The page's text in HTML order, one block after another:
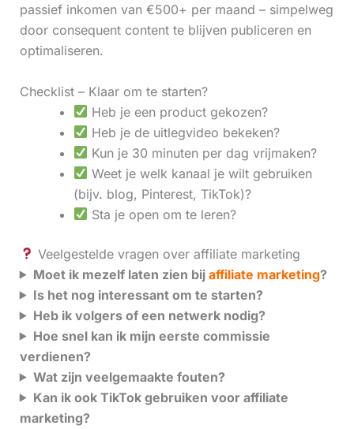
passief inkomen van €500+ per maand – simpelweg
door consequent content te blijven publiceren en
optimaliseren.
Checklist – Klaar om te starten?
Heb je een product gekozen?
Heb je de uitlegvideo bekeken?
Kun je 30 minuten per dag vrijmaken?
Weet je welk kanaal je wilt gebruiken
(bijv. blog, Pinterest, TikTok)?
Sta je open om te leren?
Veelgestelde vragen over affiliate marketing
Moet ik mezelf laten zien bij affiliate marketing?
Is het nog interessant om te starten?
Heb ik volgers of een netwerk nodig?
Hoe snel kan ik mijn eerste commissie
verdienen?
Wat zijn veelgemaakte fouten?
Kan ik ook TikTok gebruiken voor affiliate
marketing?